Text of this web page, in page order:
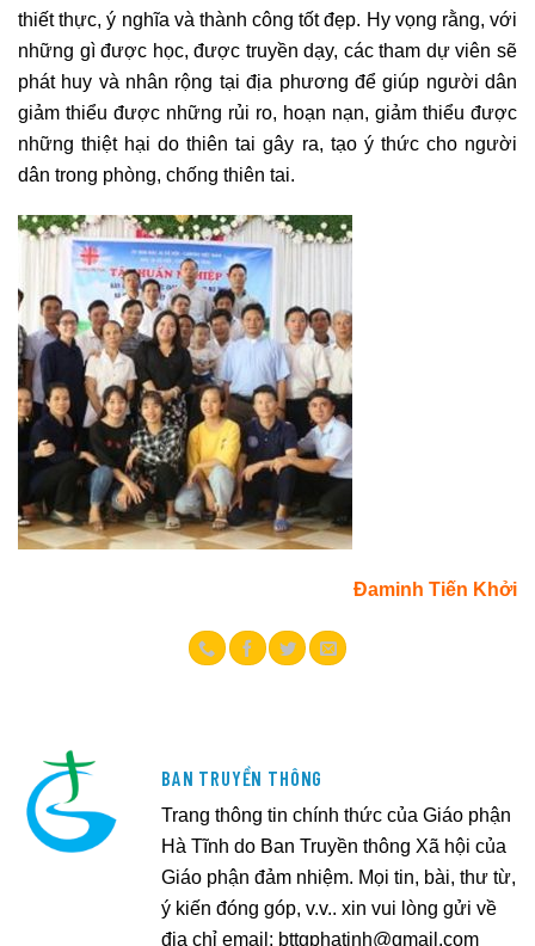
thiết thực, ý nghĩa và thành công tốt đẹp. Hy vọng rằng, với
những gì được học, được truyền dạy, các tham dự viên sẽ
phát huy và nhân rộng tại địa phương để giúp người dân
giảm thiểu được những rủi ro, hoạn nạn, giảm thiểu được
những thiệt hại do thiên tai gây ra, tạo ý thức cho người
dân trong phòng, chống thiên tai.
Đaminh Tiến Khởi
BAN TRUYỀN THÔNG
Trang thông tin chính thức của Giáo phận
Hà Tĩnh do Ban Truyền thông Xã hội của
Giáo phận đảm nhiệm. Mọi tin, bài, thư từ,
ý kiến đóng góp, v.v.. xin vui lòng gửi về
địa chỉ email: bttgphatinh@gmail.com